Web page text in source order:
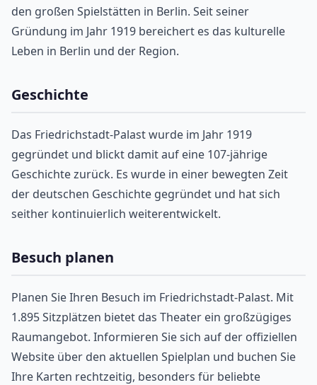
den großen Spielstätten in Berlin. Seit seiner
Gründung im Jahr 1919 bereichert es das kulturelle
Leben in Berlin und der Region.
Geschichte
Das Friedrichstadt-Palast wurde im Jahr 1919
gegründet und blickt damit auf eine 107-jährige
Geschichte zurück. Es wurde in einer bewegten Zeit
der deutschen Geschichte gegründet und hat sich
seither kontinuierlich weiterentwickelt.
Besuch planen
Planen Sie Ihren Besuch im Friedrichstadt-Palast. Mit
1.895 Sitzplätzen bietet das Theater ein großzügiges
Raumangebot. Informieren Sie sich auf der offiziellen
Website über den aktuellen Spielplan und buchen Sie
Ihre Karten rechtzeitig, besonders für beliebte